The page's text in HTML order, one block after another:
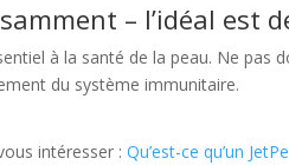
– l’idéal est
à la santé de la peau. Ne pas
du système immunitaire.
intéresser :Qu’est-ce qu’un